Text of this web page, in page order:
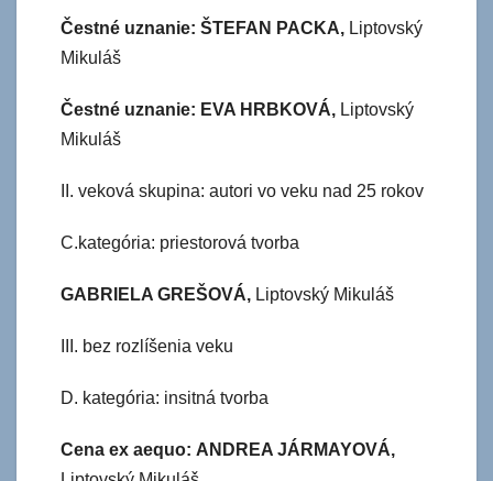
Čestné uznanie: ŠTEFAN PACKA, Liptovský
Mikuláš
Čestné uznanie: EVA HRBKOVÁ, Liptovský
Mikuláš
II. veková skupina: autori vo veku nad 25 rokov
C.kategória: priestorová tvorba
GABRIELA GREŠOVÁ, Liptovský Mikuláš
III. bez rozlíšenia veku
D. kategória: insitná tvorba
Cena ex aequo: ANDREA JÁRMAYOVÁ,